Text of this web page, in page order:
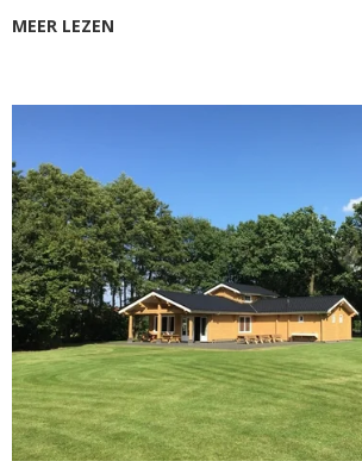
MEER LEZEN